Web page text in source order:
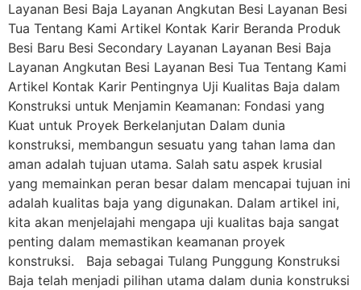
Layanan Besi Baja Layanan Angkutan Besi Layanan Besi
Tua Tentang Kami Artikel Kontak Karir Beranda Produk
Besi Baru Besi Secondary Layanan Layanan Besi Baja
Layanan Angkutan Besi Layanan Besi Tua Tentang Kami
Artikel Kontak Karir Pentingnya Uji Kualitas Baja dalam
Konstruksi untuk Menjamin Keamanan: Fondasi yang
Kuat untuk Proyek Berkelanjutan Dalam dunia
konstruksi, membangun sesuatu yang tahan lama dan
aman adalah tujuan utama. Salah satu aspek krusial
yang memainkan peran besar dalam mencapai tujuan ini
adalah kualitas baja yang digunakan. Dalam artikel ini,
kita akan menjelajahi mengapa uji kualitas baja sangat
penting dalam memastikan keamanan proyek
konstruksi. Baja sebagai Tulang Punggung Konstruksi
Baja telah menjadi pilihan utama dalam dunia konstruksi